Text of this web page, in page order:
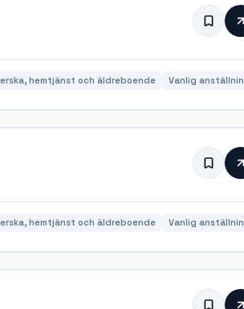
hemtjänst och äldreboende Vanlig
hemtjänst och äldreboende Vanlig